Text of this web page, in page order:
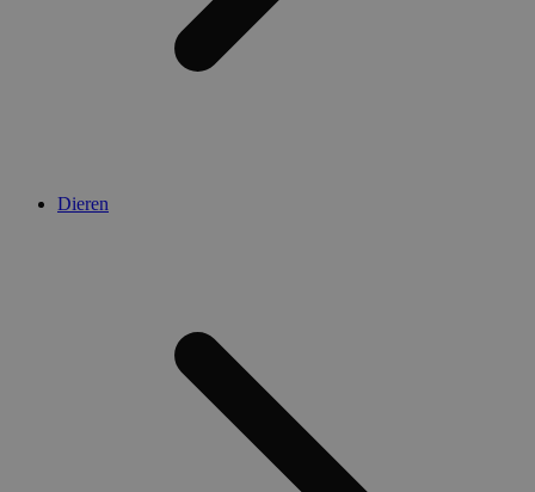
Dieren